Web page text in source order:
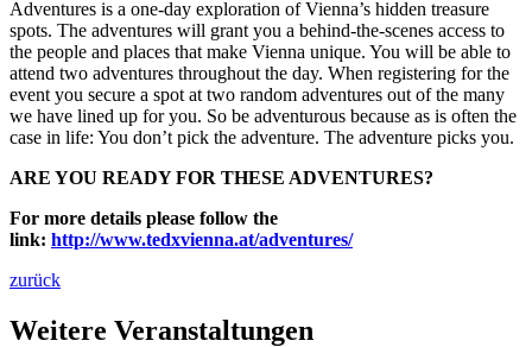
Adventures is a one-day exploration of Vienna’s hidden treasure
spots. The adventures will grant you a behind-the-scenes access to
the people and places that make Vienna unique. You will be able to
attend two adventures throughout the day. When registering for the
event you secure a spot at two random adventures out of the many
we have lined up for you. So be adventurous because as is often the
case in life: You don’t pick the adventure. The adventure picks you.
ARE YOU READY FOR THESE ADVENTURES?
For more details please follow the
link: http://www.tedxvienna.at/adventures/
zurück
Weitere Veranstaltungen